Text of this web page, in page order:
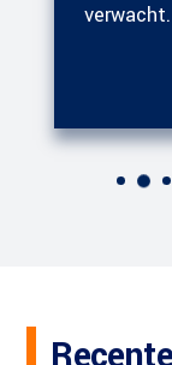
verwacht.